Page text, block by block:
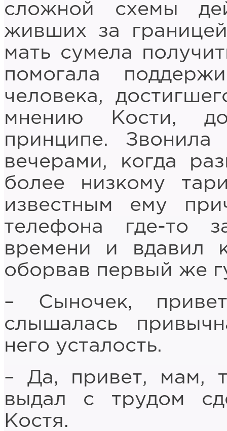
сложной схемы
живших за
мать сумела
помогала
человека,
мнению Кости,
принципе.
вечерами, когда
более низкому
известным ему
телефона где-то
времени и вдавил
оборвав первый же
– Сыночек,
слышалась
него усталость.
– Да, привет, мам,
выдал с трудом
Костя.